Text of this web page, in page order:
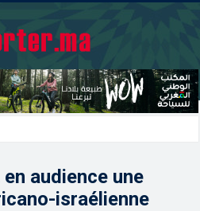
audience une
israélienne